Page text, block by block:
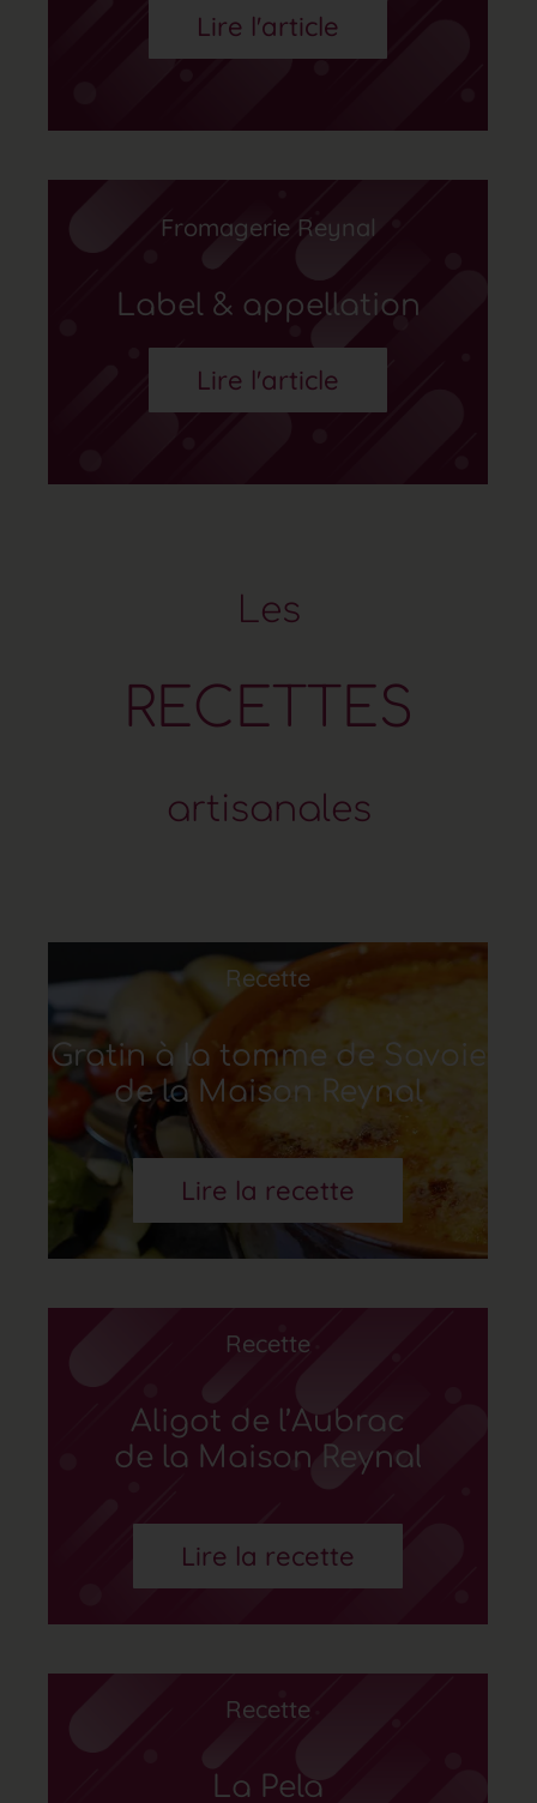
Lire l'article
Fromagerie Reynal
Label & appellation
Lire l'article
Les
RECE T T ES
artisanales
Recette
Gratin à la tomme de Savoie
de la Maison Reynal
Lire la recette
Recette
Aligot de l’Aubrac
de la Maison Reynal
Lire la recette
Recette
La Pela